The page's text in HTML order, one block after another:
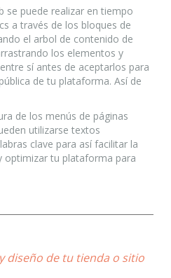
se puede realizar en tiempo
a través de los bloques de
el arbol de contenido de
los elementos y
sí antes de aceptarlos para
de tu plataforma. Así de
de los menús de páginas
utilizarse textos
clave para así facilitar la
optimizar tu plataforma para
diseño de tu tienda o sitio